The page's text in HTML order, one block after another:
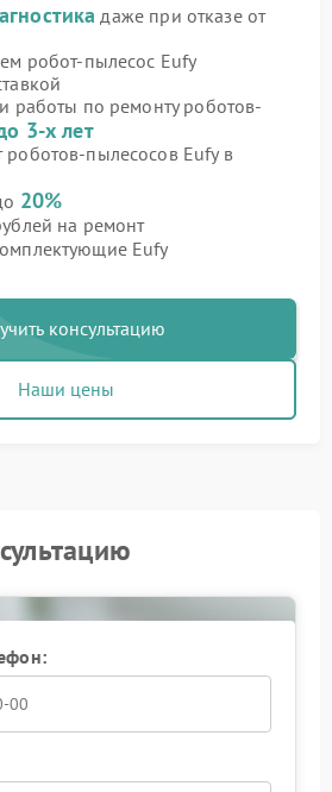
даже при отказе от
робот-пылесос Eufy
работы по ремонту роботов-
3-х лет
пылесосов Eufy в
20%
на ремонт
Eufy
консультацию
Наши цены